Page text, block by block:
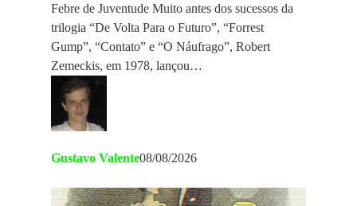
Febre de Juventude Muito antes dos sucessos da
trilogia “De Volta Para o Futuro”, “Forrest
Gump”, “Contato” e “O Náufrago”, Robert
Zemeckis, em 1978, lançou…
Gustavo Valente08/08/2026